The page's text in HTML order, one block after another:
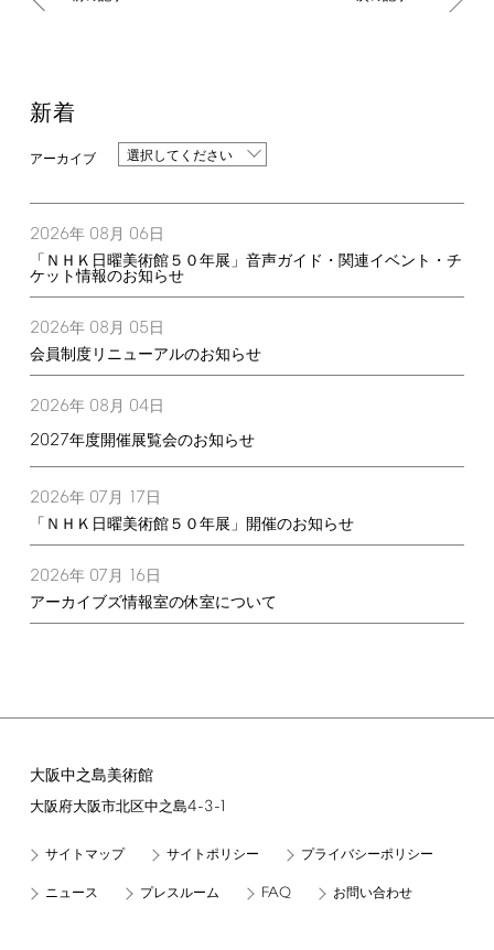
新着
選択してください
2026年 08月 06 日
「ＮＨＫ日曜美術館５０年展」音声ガイド・関連イベント・チ
ケット情報のお知らせ
2026年 08月 05 日
会員制度リニューアルのお知らせ
2026年 08月 04日
2027年度開催展覧会のお知らせ
2026年 07月 17 日
「ＮＨＫ日曜美術館５０年展」開催のお知らせ
2026年 07月 16 日
アーカイブズ情報室の休室について
大阪中之島美術館
大阪府大阪市北区中之島4-3-1
サイトマップ サイトポリシー プライバシーポリシー
ニュース プレスルーム FAQ お問い合わせ